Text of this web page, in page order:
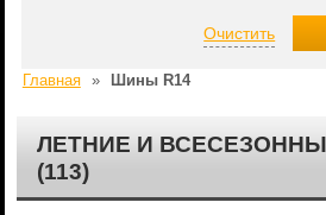
Главная » Шины R14
ЛЕТНИЕ И
(113)
Очистить